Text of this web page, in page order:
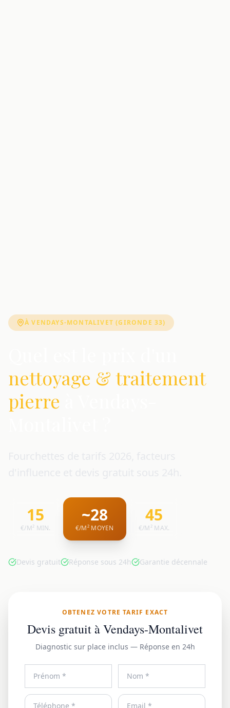
À VENDAYS-MONTALIVET (GIRONDE 33)
nettoyage & traitement
pierre
15
€/M² MIN.
~28
€/M² MOYEN
45
€/M² MAX.
Devis gratuit Réponse sous 24h Garantie décennale
OBTENEZ VOTRE TARIF EXACT
Devis gratuit à Vendays-Montalivet
Diagnostic sur place inclus — Réponse en 24h